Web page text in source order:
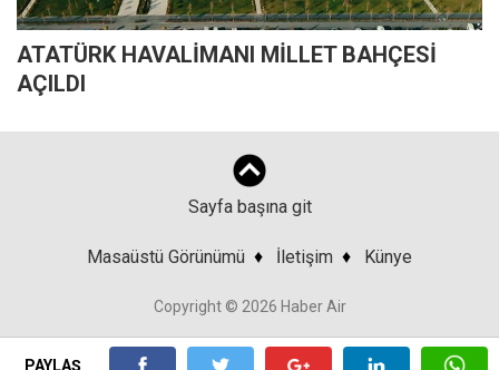
PAYLAŞ
ATATÜRK HAVALİMANI MİLLET BAHÇESİ
AÇILDI
Sayfa başına git
Masaüstü Görünümü ♦ İletişim ♦ Künye
Copyright © 2026 Haber Air